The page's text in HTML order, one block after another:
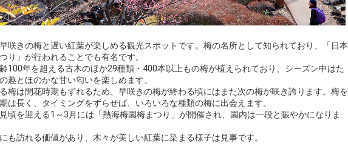
咲きの梅と遅い紅葉が楽しめる観光スポットです。梅の名所として知られており、「日本
り」が行われることでも有名です。
100年を超える古木のほか29種類・400本以上もの梅が植えられており、シーズン中はた
趣とほのかな甘い匂いを楽しめます。
梅は開花時期もずれるため、早咲きの梅が終わる頃にはまた次の梅が咲き誇ります。梅を
は長く、タイミングをずらせば、いろいろな種類の梅に出会えます。
頃を迎える1～3月には「熱海梅園梅まつり」が開催され、園内は一段と賑やかになりま
も訪れる価値があり、木々が美しい紅葉に染まる様子は見事です。